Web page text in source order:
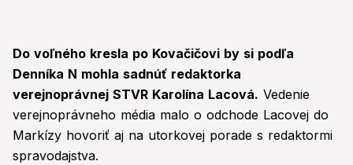
Do voľného kresla po Kovačičovi by si podľa
Denníka N mohla sadnúť redaktorka
verejnoprávnej STVR Karolína Lacová. Vedenie
verejnoprávneho média malo o odchode Lacovej do
Markízy hovoriť aj na utorkovej porade s redaktormi
spravodajstva.